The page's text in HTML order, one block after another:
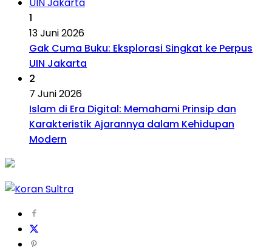
1
13 Juni 2026
Gak Cuma Buku: Eksplorasi Singkat ke Perpus
UIN Jakarta
2
7 Juni 2026
Islam di Era Digital: Memahami Prinsip dan
Karakteristik Ajarannya dalam Kehidupan
Modern